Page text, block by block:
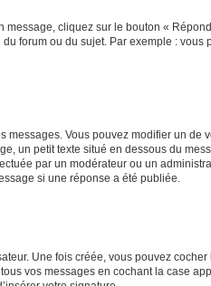
cliquez sur le bouton «
forum ou du sujet. Par exemple :
Vous pouvez modifier un de
un petit texte situé en dessous du
par un modérateur ou un
si une réponse a été publiée.
Une fois créée, vous pouvez
vos messages en cochant la case